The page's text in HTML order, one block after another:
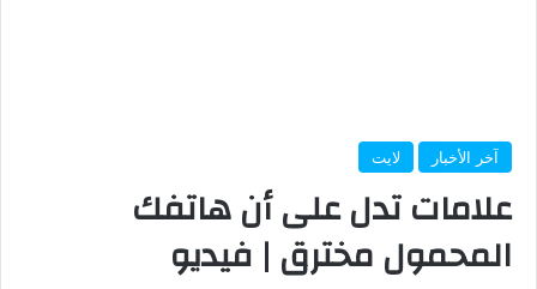
آخر الأخبار لايت
علامات تدل على أن هاتفك
المحمول مخترق | فيديو